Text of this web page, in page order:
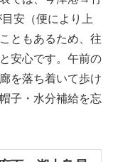
安（便により上
ともあるため、往
安心です。午前の
を落ち着いて歩け
子・水分補給を忘